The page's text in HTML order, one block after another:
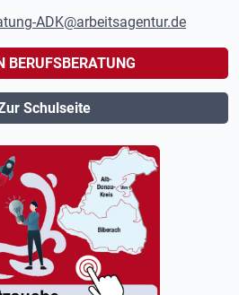
ADK@arbeitsagentur.de
BERUFSBERATUNG
Schulseite